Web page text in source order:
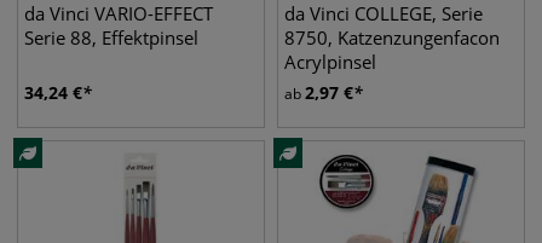
da Vinci VARIO-EFFECT
Serie 88, Effektpinsel
34,24 €
da Vinci COLLEGE, Serie
8750, Katzenzungenfacon
Acrylpinsel
ab2,97 €